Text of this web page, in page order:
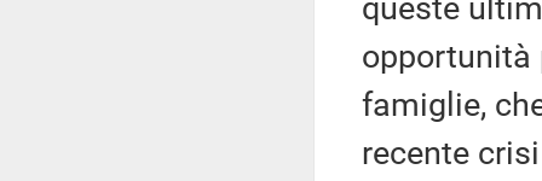
queste
opportunità
famiglie,
recente